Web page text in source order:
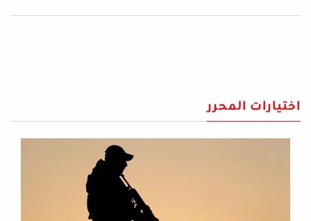
اختيارات المحرر